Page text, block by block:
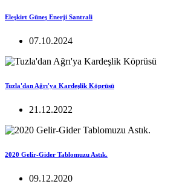
Eleşkirt Güneş Enerji Santrali
07.10.2024
Tuzla'dan Ağrı'ya Kardeşlik Köprüsü
21.12.2022
2020 Gelir-Gider Tablomuzu Astık.
09.12.2020